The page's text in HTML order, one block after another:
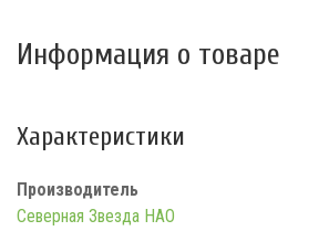
Информация о товаре
Характеристики
Производитель
Северная Звезда НАО